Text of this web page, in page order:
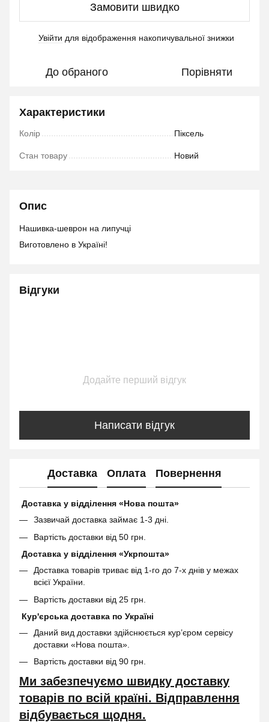
Замовити швидко
Увійти для відображення накопичувальної знижки
До обраного Порівняти
Характеристики
Колір Піксель
Стан товару Новий
Опис
Нашивка-шеврон на липучці
Виготовлено в Україні!
Відгуки
Додайте перший відгук
Написати відгук
Доставка Оплата Повернення
Доставка у відділення «Нова пошта»
Зазвичай доставка займає 1-3 дні.
Вартість доставки від 50 грн.
Доставка у відділення «Укрпошта»
Доставка товарів триває від 1-го до 7-х днів у межах
всієї України.
Вартість доставки від 25 грн.
Кур'єрська доставка по Україні
Даний вид доставки здійснюється кур’єром сервісу
доставки «Нова пошта».
Вартість доставки від 90 грн.
Ми забезпечуємо швидку доставку
товарів по всій країні. Відправлення
відбувається щодня.